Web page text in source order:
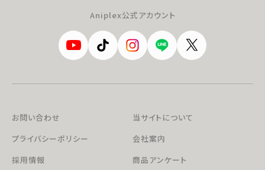
Aniplex公式アカウント
お問い合わせ
当サイトについて
プライバシーポリシー
会社案内
採用情報
商品アンケート